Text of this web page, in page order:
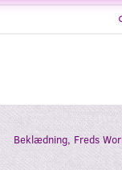
Beklædning, Freds